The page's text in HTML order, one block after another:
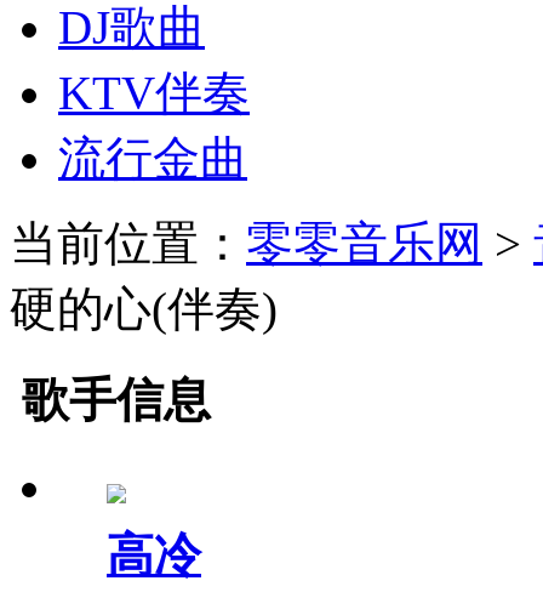
DJ歌曲
KTV伴奏
流行金曲
当前位置： 零零音乐网 >
硬的心(伴奏)
歌手信息
高冷